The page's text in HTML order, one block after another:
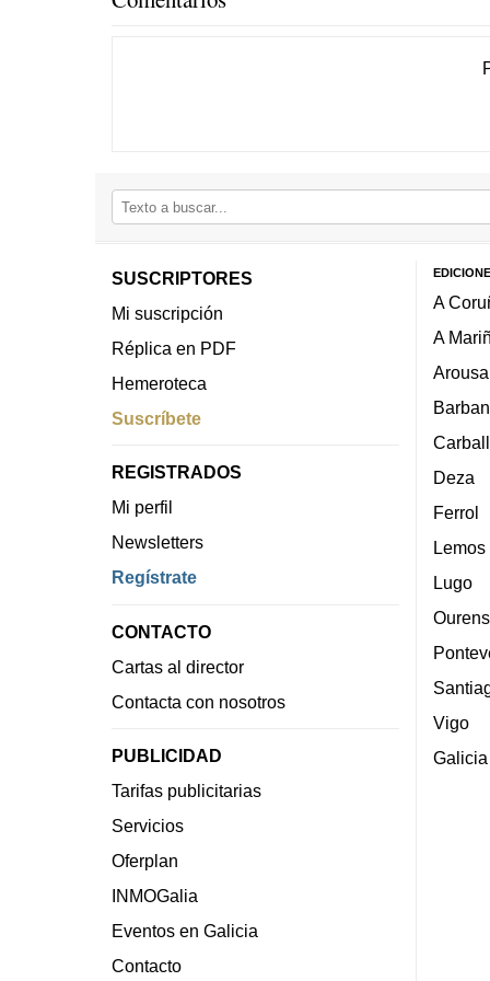
SUSCRIPTORES
Mi suscripción
Réplica en PDF
Hemeroteca
Suscríbete
REGISTRADOS
Mi perfil
Newsletters
Regístrate
CONTACTO
Cartas al director
Contacta con nosotros
PUBLICIDAD
Tarifas publicitarias
Servicios
Oferplan
INMOGalia
Eventos en Galicia
Contacto
A
A
Arousa
Deza
Ferrol
Lemos
Lugo
Vigo